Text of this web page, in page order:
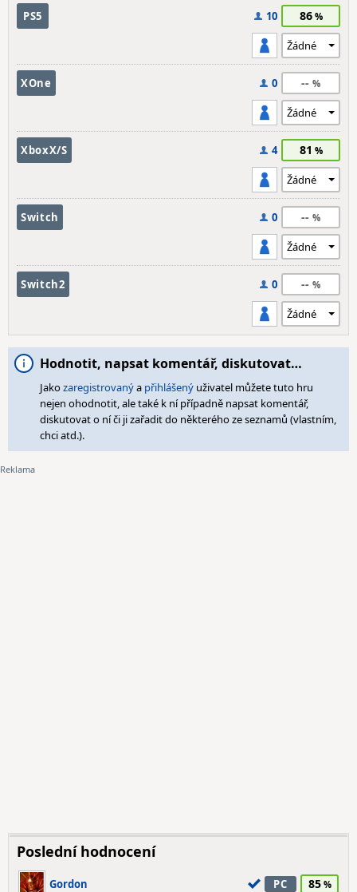
PS5 10 86
XOne 0 --
XboxX/S 4 81
Switch 0 --
Switch2 0 --
Hodnotit, napsat komentář, diskutovat…
Jakozaregistrovanýa přihlášený uživatel můžete tuto hru
nejen ohodnotit, ale také k ní případně napsat komentář,
diskutovat o ní či ji zařadit do některého ze seznamů (vlastním,
chci atd.).
Poslední hodnocení
Gordon PC 85